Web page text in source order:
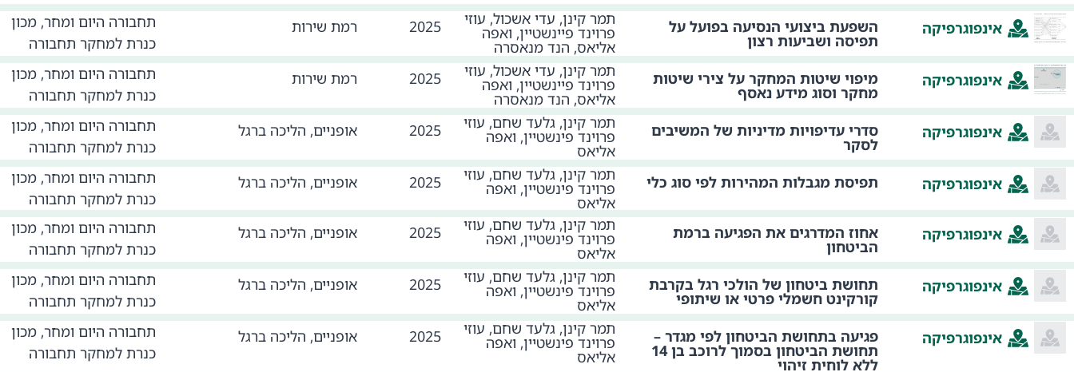
אינפוגרפיקה השפעת ביצועי הנסיעה בפועל על
תפיסה ושביעות רצון
תמר קינן, עדי אשכול, עוזי
פרוינד פיינשטיין, ואפה
אליאס, הנד מנאסרה
2025 רמת שירות
תחבורה היום ומחר, מכון
כנרת למחקר תחבורה
אינפוגרפיקה
מיפוי שיטות המחקר על צירי שיטות
מחקר וסוג מידע נאסף
תמר קינן, עדי אשכול, עוזי
פרוינד פיינשטיין, ואפה
אליאס, הנד מנאסרה
2025 רמת שירות
תחבורה היום ומחר, מכון
כנרת למחקר תחבורה
אינפוגרפיקה
סדרי עדיפויות מדיניות של המשיבים
לסקר
תמר קינן, גלעד שחם, עוזי
פרוינד פינשטיין, ואפה
אליאס
2025 אופניים, הליכה ברגל
תחבורה היום ומחר, מכון
כנרת למחקר תחבורה
אינפוגרפיקה
תפיסת מגבלות המהירות לפי סוג כלי תמר קינן, גלעד שחם, עוזי
פרוינד פינשטיין, ואפה
אליאס
2025 אופניים, הליכה ברגל
תחבורה היום ומחר, מכון
כנרת למחקר תחבורה
אינפוגרפיקה
אחוז המדרגים את הפגיעה ברמת
הביטחון
תמר קינן, גלעד שחם, עוזי
פרוינד פינשטיין, ואפה
אליאס
2025 אופניים, הליכה ברגל
תחבורה היום ומחר, מכון
כנרת למחקר תחבורה
אינפוגרפיקה
תחושת ביטחון של הולכי רגל בקרבת
קורקינט חשמלי פרטי או שיתופי
תמר קינן, גלעד שחם, עוזי
פרוינד פינשטיין, ואפה
אליאס
2025 אופניים, הליכה ברגל
תחבורה היום ומחר, מכון
כנרת למחקר תחבורה
אינפוגרפיקה
פגיעה בתחושת הביטחון לפי מגדר –
תחושת הביטחון בסמוך לרוכב בן 14
ללא לוחית זיהוי
תמר קינן, גלעד שחם, עוזי
פרוינד פינשטיין, ואפה
אליאס
2025 אופניים, הליכה ברגל
תחבורה היום ומחר, מכון
כנרת למחקר תחבורה